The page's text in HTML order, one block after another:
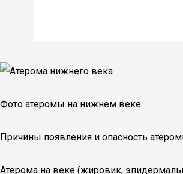
Фото атеромы на нижнем веке
Причины появления и опасность
Атерома на веке (жировик,